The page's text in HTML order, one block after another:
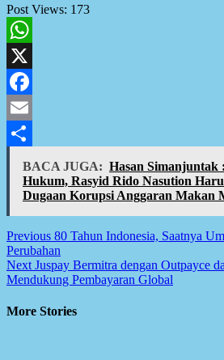
Post Views: 173
WhatsApp
X
Facebook
Email
Share
BACA JUGA: Hasan Simanjuntak
Hukum, Rasyid Rido Nasution
Dugaan Korupsi Anggaran Makan
Post
navigation
Previous 80 Tahun Indonesia, Saatnya
Perubahan
Next Juspay Bermitra dengan Outpayce
Mendukung Pembayaran Global
More Stories